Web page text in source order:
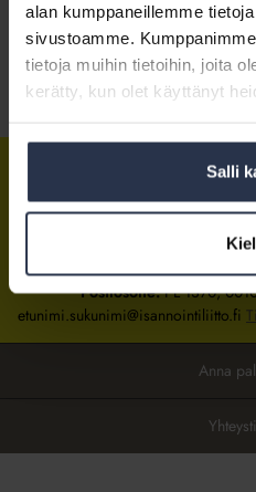
alan kumppaneillemme
sivustoamme.
tietoja muihin tietoihin, joita
kerätty, kun olet käyttänyt
Salli
Kirjaudu
Tietoa
Isännöintiliiton toimisto
Postiosoite:PL 1370,
etunimi.sukunimi@isannointiliitto.fi
Anna